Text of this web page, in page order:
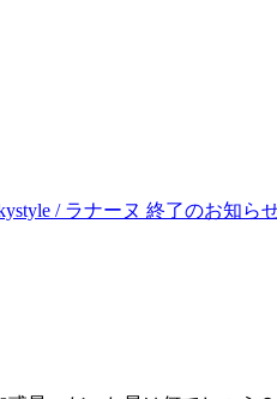
/ ラナーヌ 終了のお知ら